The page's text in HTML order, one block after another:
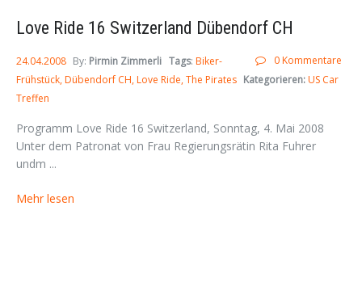
Love Ride 16 Switzerland Dübendorf CH
0 Kommentare
24.04.2008 By: Pirmin Zimmerli Tags: Biker-
Frühstück Dübendorf CH Love Ride The Pirates Kategorieren:US Car
Treffen
Programm Love Ride 16 Switzerland, Sonntag, 4. Mai 2008
Unter dem Patronat von Frau Regierungsrätin Rita Fuhrer
undm ...
Mehr lesen